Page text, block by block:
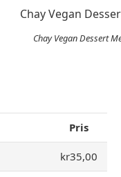
Chay Vegan Dessert
Pris
kr35,00